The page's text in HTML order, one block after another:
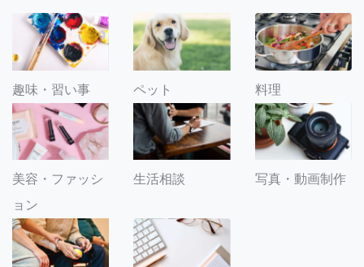
趣味・習い事 ペット 料理
美容・ファッシ
ョン
生活相談 写真・動画制作